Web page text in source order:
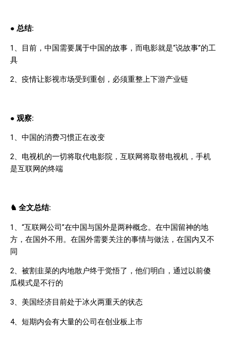
● 总结:
1
、目前，中国需要属于中国的故事，而电影就是“说故事”的工
具
2、疫情让影视市场受到重创，必须重整上下游产业链
● 观察:
1 、中国的消费习惯正在改变
2、电视机的一切将取代电影院，互联网将取替电视机，手机
是互联网的终端
♞ 全文总结:
1 、“互联网公司”在中国与国外是两种概念。在中国留神的地
方，在国外不用。在国外需要关注的事情与做法，在国内又不
同
2、被割韭菜的内地散户终于觉悟了，他们明白，通过以前傻
瓜模式是不行的
3、美国经济目前处于冰火两重天的状态
4、短期内会有大量的公司在创业板上市